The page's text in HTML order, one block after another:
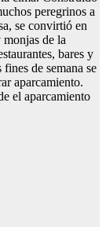
peregrinos a
se convirtió en
de la
bares y
de semana se
aparcamiento.
el aparcamiento